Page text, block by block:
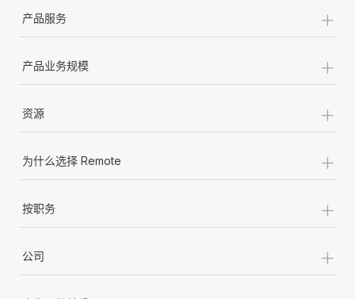
产品服务 +
产品业务规模 +
资源 +
为什么选择 Remote +
按职务 +
公司 +